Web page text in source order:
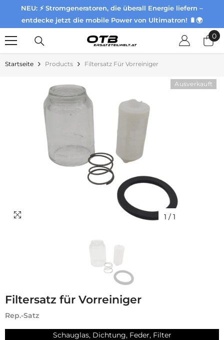
Zum Inhalt springen
NEU: ⚡ Stromgeneratoren, die überall Energie liefern –
entdecke jetzt die mobile Power von Ultimatron! 🔋🌍
0
0
Startseite Products Filtersatz Für Vorreiniger
Ausverkauft
1 / 1
Filtersatz für Vorreiniger
Rep.-Satz
Schauglas, Dichtung, Feder, Filter